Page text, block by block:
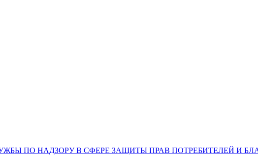
ПО НАДЗОРУ В СФЕРЕ ЗАЩИТЫ ПРАВ ПОТРЕБИТЕЛЕЙ И